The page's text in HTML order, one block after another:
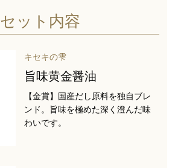
セット内容
キセキの雫
旨味黄金醤油
【金賞】国産だし原料を独自ブレ
ンド。旨味を極めた深く澄んだ味
わいです。